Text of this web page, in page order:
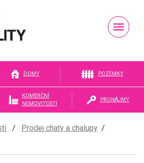
DOMY POZEMKY
KOMERČNÍ
NEMOVITOSTI
PRONÁJMY
/ Prodej chaty a chalupy /